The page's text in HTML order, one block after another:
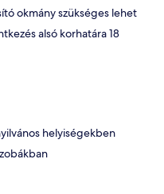
okmány szükséges lehet
alsó korhatára 18
helyiségekben